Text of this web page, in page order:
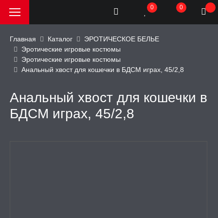
АКЦИИ и
0 0
Главная Каталог
ЭРОТИЧЕСКОЕ БЕЛЬЕ
Эротические игровые костюмы
Эротические игровые костюмы
Анальный хвост для кошечки в БДСМ играх, 45/2,8
Анальный хвост для кошечки в
БДСМ играх, 45/2,8